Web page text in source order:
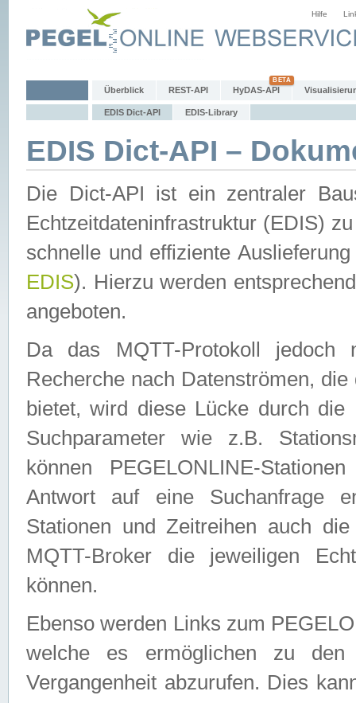
Hilfe
Überblick REST-API HyDAS-API
EDIS Dict-API EDIS-Library
EDIS Dict-API –
Die Dict-API ist ein zentraler
Echtzeitdateninfrastruktur (EDIS)
schnelle und effiziente
EDIS). Hierzu werden
angeboten.
Da das MQTT-Protokoll jedoch
Recherche nach Datenströmen,
bietet, wird diese Lücke durch die
Suchparameter wie z.B.
können PEGELONLINE-
Antwort auf eine Suchanfrage
Stationen und Zeitreihen auch
MQTT-Broker die jeweiligen
können.
Ebenso werden Links zum
welche es ermöglichen zu den
Vergangenheit abzurufen. Dies